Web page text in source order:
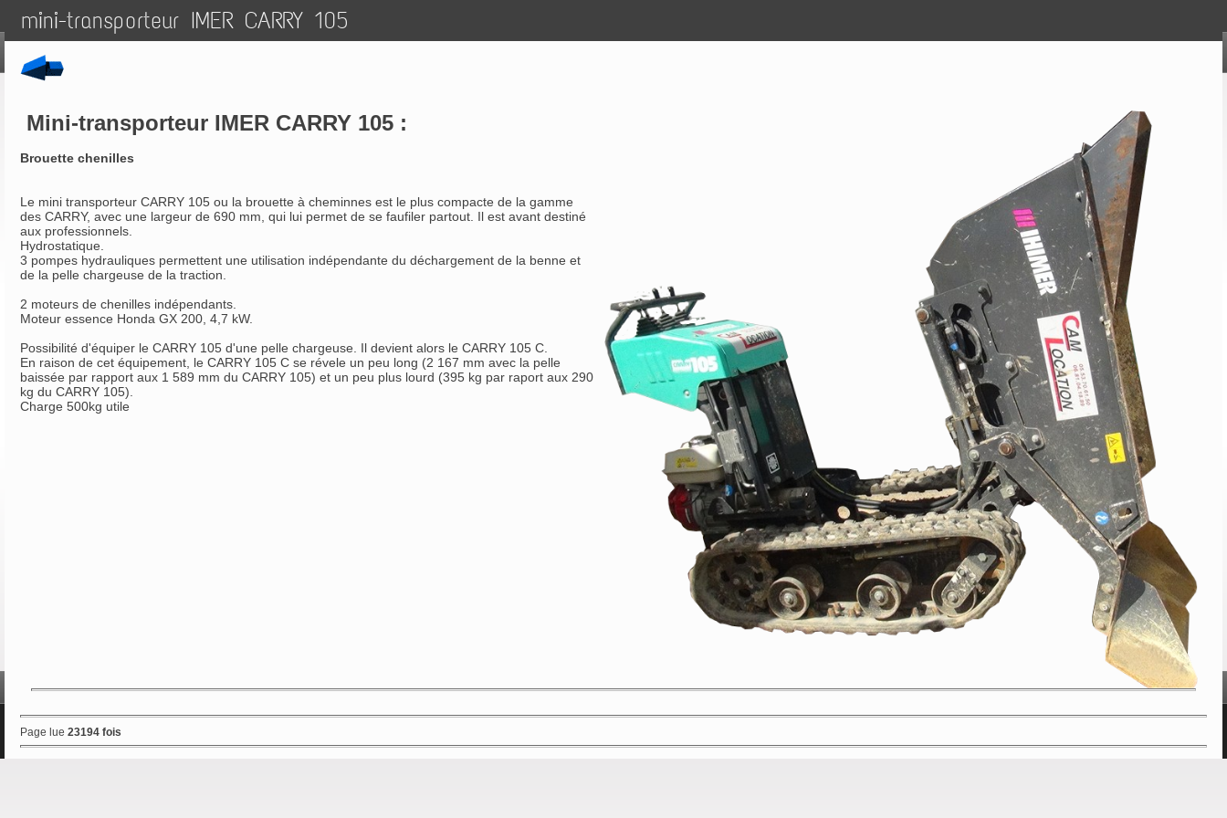
mini-transporteur IMER CARRY 105
Mini-transporteur IMER CARRY 105 :
Brouette chenilles
Le mini transporteur CARRY 105 ou la brouette à cheminnes est le plus compacte de la gamme
des CARRY, avec une largeur de 690 mm, qui lui permet de se faufiler partout. Il est avant destiné
aux professionnels.
Hydrostatique.
3 pompes hydrauliques permettent une utilisation indépendante du déchargement de la benne et
de la pelle chargeuse de la traction.
2 moteurs de chenilles indépendants.
Moteur essence Honda GX 200, 4,7 kW.
Possibilité d'équiper le CARRY 105 d'une pelle chargeuse. Il devient alors le CARRY 105 C.
En raison de cet équipement, le CARRY 105 C se révele un peu long (2 167 mm avec la pelle
baissée par rapport aux 1 589 mm du CARRY 105) et un peu plus lourd (395 kg par raport aux 290
kg du CARRY 105).
Charge 500kg utile
Page lue 23194 fois